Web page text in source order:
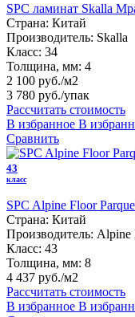
SPC ламинат Skalla
Страна: Китай
Производитель: Skalla
Класс: 34
Толщина, мм: 4
2 100 руб./м2
3 780 руб./упак
Рассчитать стоимость
В избранное В
Сравнить
43
класс
SPC Alpine Floor
Страна: Китай
Производитель: Alpine
Класс: 43
Толщина, мм: 8
4 437 руб./м2
Рассчитать стоимость
В избранное В